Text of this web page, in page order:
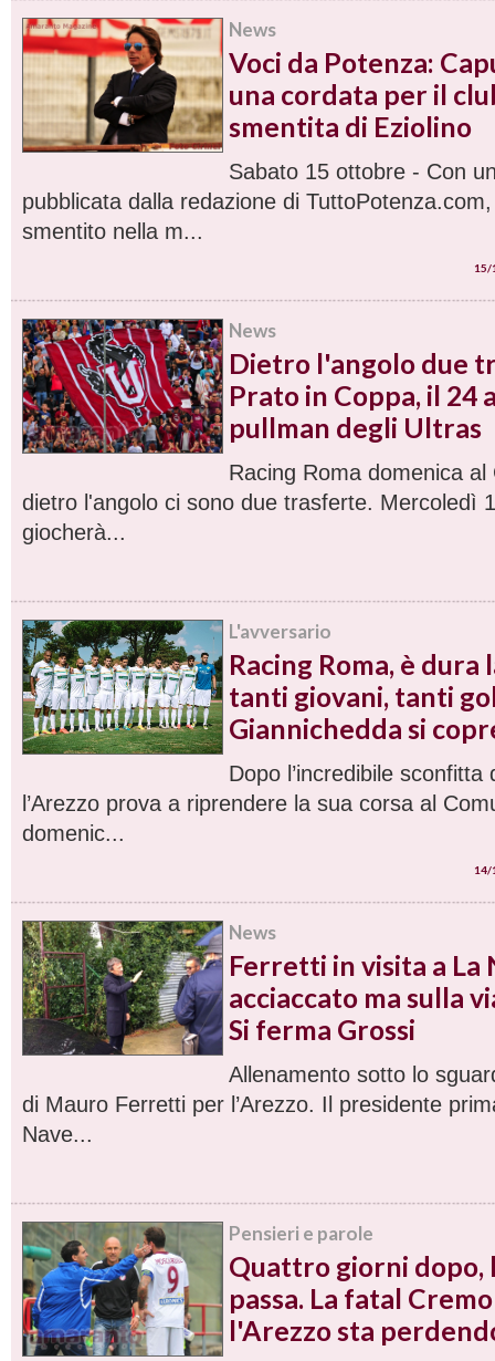
News
Voci da Potenza:
una cordata per il
smentita di Eziolino
Sabato 15 ottobre - Con
pubblicata dalla redazione di
smentito nella m...
15/
News
Dietro l'angolo due
Prato in Coppa, il 24
pullman degli Ultras
Racing Roma domenica al
dietro l'angolo ci sono due trasferte. Mercoledì
giocherà...
L'avversario
Racing Roma, è dura
tanti giovani, tanti
Giannichedda si
Dopo l’incredibile sconfitta
l’Arezzo prova a riprendere la sua corsa al
domenic...
14/
News
Ferretti in visita a La
acciaccato ma sulla
Si ferma Grossi
Allenamento sotto lo
di Mauro Ferretti per l’Arezzo. Il presidente
Nave...
Pensieri e parole
Quattro giorni dopo,
passa. La fatal
l'Arezzo sta